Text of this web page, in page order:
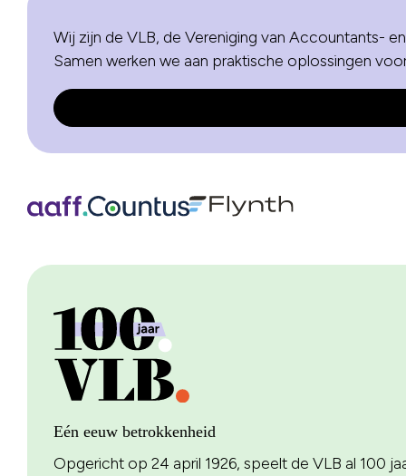
Wij zijn de VLB, de Vereniging van Accountants-
Samen werken we aan praktische oplossingen
Eén eeuw betrokkenheid
Opgericht op 24 april 1926, speelt de VLB al 100